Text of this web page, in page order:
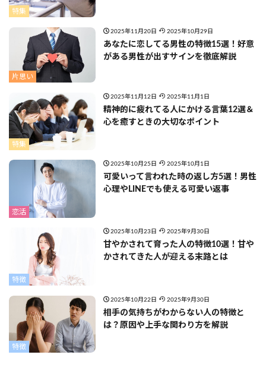
特集
片思い
2025年11月20日 2025年10月29日
あなたに恋してる男性の特徴15選！好意
がある男性が出すサインを徹底解説
特集
2025年11月12日 2025年11月1日
精神的に疲れてる人にかける言葉12選＆
心を癒すときの大切なポイント
恋活
2025年10月25日 2025年10月1日
可愛いって言われた時の返し方5選！男性
心理やLINEでも使える可愛い返事
特徴
2025年10月23日 2025年9月30日
甘やかされて育った人の特徴10選！甘や
かされてきた人が迎える末路とは
特徴
2025年10月22日 2025年9月30日
相手の気持ちがわからない人の特徴と
は？原因や上手な関わり方を解説